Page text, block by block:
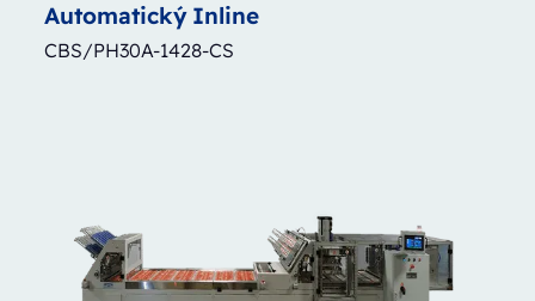
Automatický Inline
CBS/PH30A-1428-CS